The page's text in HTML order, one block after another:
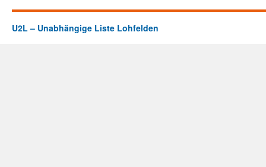
U2L – Unabhängige Liste Lohfelden